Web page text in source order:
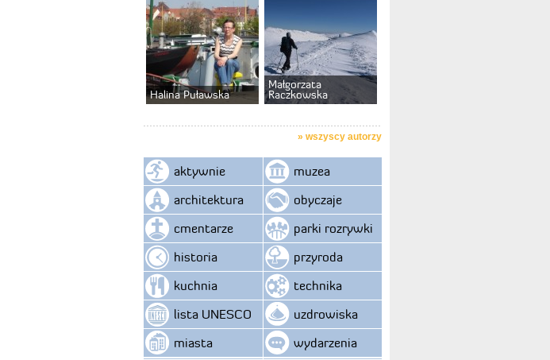
Halina Puławska
Małgorzata
Raczkowska
» wszyscy autorzy
aktywnie
architektura
cmentarze
historia
kuchnia
lista UNESCO
miasta
muzea
obyczaje
parki rozrywki
przyroda
technika
uzdrowiska
wydarzenia